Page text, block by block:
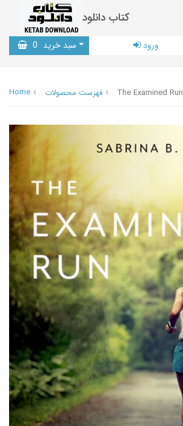
کتاب دانلود
سبد خرید 0 ورود
Home فهرست محصولات The Examined Run